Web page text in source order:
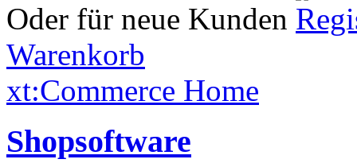
Oder für neue Kunden
Warenkorb
xt:Commerce Home
Shopsoftware